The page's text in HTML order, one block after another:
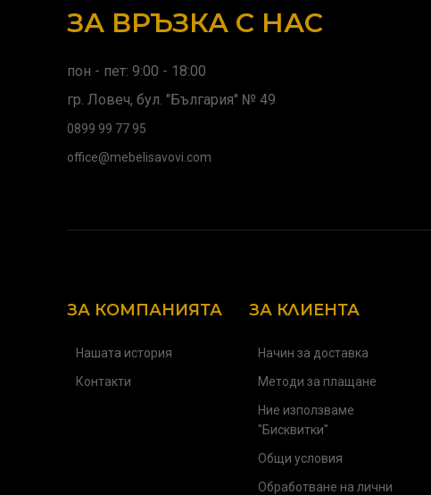
ЗА ВРЪЗКА С НАС
пон - пет: 9:00 - 18:00
гр. Ловеч, бул. "България" № 49
0899 99 77 95
office@mebelisavovi.com
ЗА КОМПАНИЯТА
Нашата история
Контакти
ЗА КЛИЕНТА
Начин за доставка
Методи за плащане
Ние използваме
"Бисквитки"
Общи условия
Обработване на лични